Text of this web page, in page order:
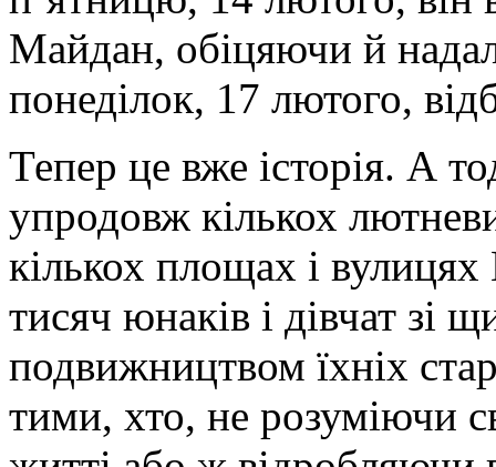
Майдан, обіцяючи й
понеділок, 17 лютого,
Тепер це вже історія. А
упродовж кількох
кількох площах і
тисяч юнаків і дівчат зі
подвижництвом їхніх
тими, хто, не розуміючи